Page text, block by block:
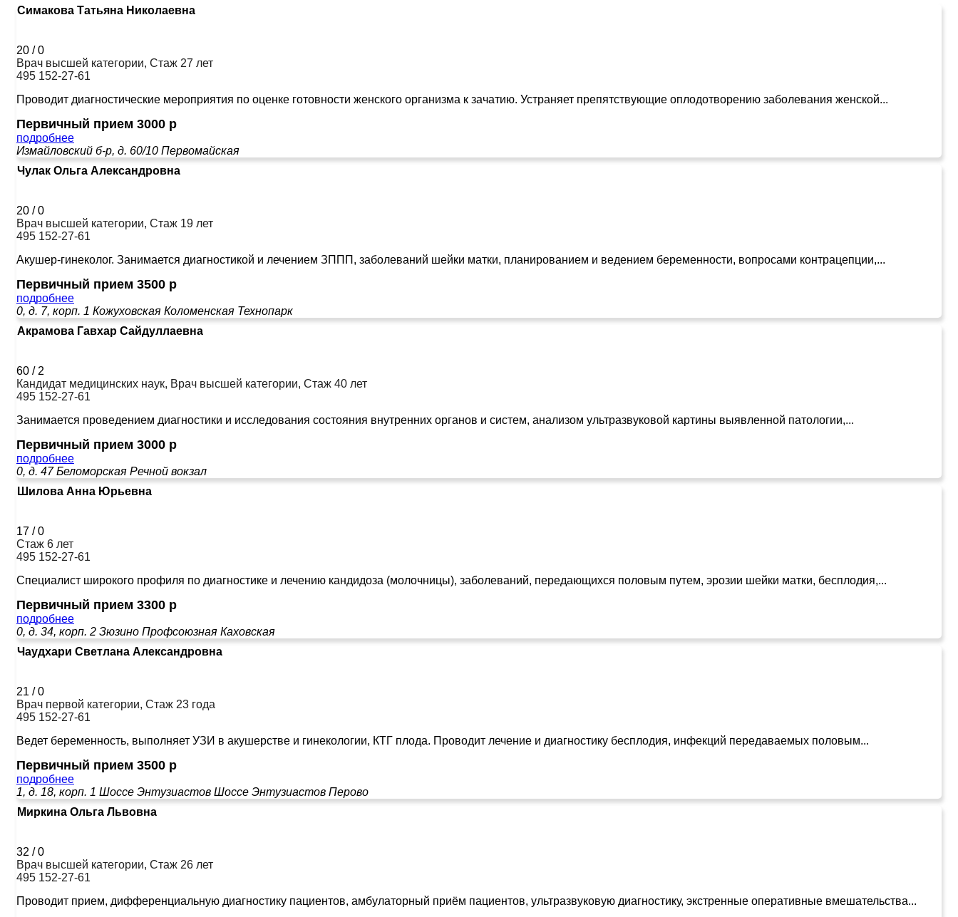
Симакова Татьяна Николаевна
20 /0
Врач высшей категории, Стаж 27 лет
495 152-27-61
Проводит диагностические мероприятия по оценке готовности женского организма к зачатию. Устраняет препятствующие оплодотворению заболевания женской...
Первичный прием 3000 р
подробнее
Измайловский б-р, д. 60/10 Первомайская
Чулак Ольга Александровна
20 /0
Врач высшей категории, Стаж 19 лет
495 152-27-61
Акушер-гинеколог. Занимается диагностикой и лечением ЗППП, заболеваний шейки матки, планированием и ведением беременности, вопросами контрацепции,...
Первичный прием 3500 р
подробнее
0, д. 7, корп. 1 Кожуховская Коломенская Технопарк
Акрамова Гавхар Сайдуллаевна
60 / 2
Кандидат медицинских наук, Врач высшей категории, Стаж 40 лет
495 152-27-61
Занимается проведением диагностики и исследования состояния внутренних органов и систем, анализом ультразвуковой картины выявленной патологии,...
Первичный прием 3000 р
подробнее
0, д. 47Беломорская Речной вокзал
Шилова Анна Юрьевна
17 /0
Стаж 6 лет
495 152-27-61
Специалист широкого профиля по диагностике и лечению кандидоза (молочницы), заболеваний, передающихся половым путем, эрозии шейки матки, бесплодия,...
Первичный прием 3300 р
подробнее
0, д. 34, корп. 2 Зюзино Профсоюзная Каховская
Чаудхари Светлана Александровна
21 /0
Врач первой категории, Стаж 23 года
495 152-27-61
Ведет беременность, выполняет УЗИ в акушерстве и гинекологии, КТГ плода. Проводит лечение и диагностику бесплодия, инфекций передаваемых половым...
Первичный прием 3500 р
подробнее
1, д. 18, корп. 1 Шоссе Энтузиастов Шоссе Энтузиастов Перово
Миркина Ольга Львовна
32 /0
Врач высшей категории, Стаж 26 лет
495 152-27-61
Проводит прием, дифференциальную диагностику пациентов, амбулаторный приём пациентов, ультразвуковую диагностику, экстренные оперативные вмешательства...